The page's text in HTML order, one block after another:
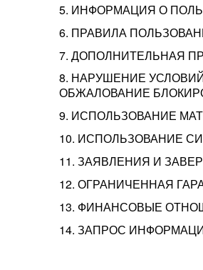
5. ИНФОРМАЦИЯ О
6. ПРАВИЛА
7. ДОПОЛНИТЕЛЬНАЯ
8. НАРУШЕНИЕ
ОБЖАЛОВАНИЕ
9. ИСПОЛЬЗОВАНИЕ
10. ИСПОЛЬЗОВАНИЕ
11. ЗАЯВЛЕНИЯ И
12. ОГРАНИЧЕННАЯ
13. ФИНАНСОВЫЕ
14. ЗАПРОС